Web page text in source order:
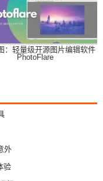
：轻量级开源图片编辑软件
PhotoFlare
外
验